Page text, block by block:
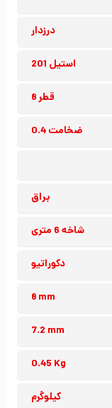
درزدار
استیل 201
قطر 8
ضخامت 0.4
براق
شاخه 6 متری
دکوراتیو
8 mm
7.2 mm
0.45 Kg
کیلوگرم